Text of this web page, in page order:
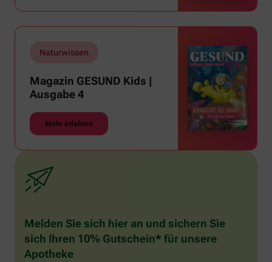
Naturwissen
Magazin GESUND Kids |
Ausgabe 4
Mehr erfahren
Melden Sie sich hier an und sichern Sie
sich Ihren 10% Gutschein* für unsere
Apotheke